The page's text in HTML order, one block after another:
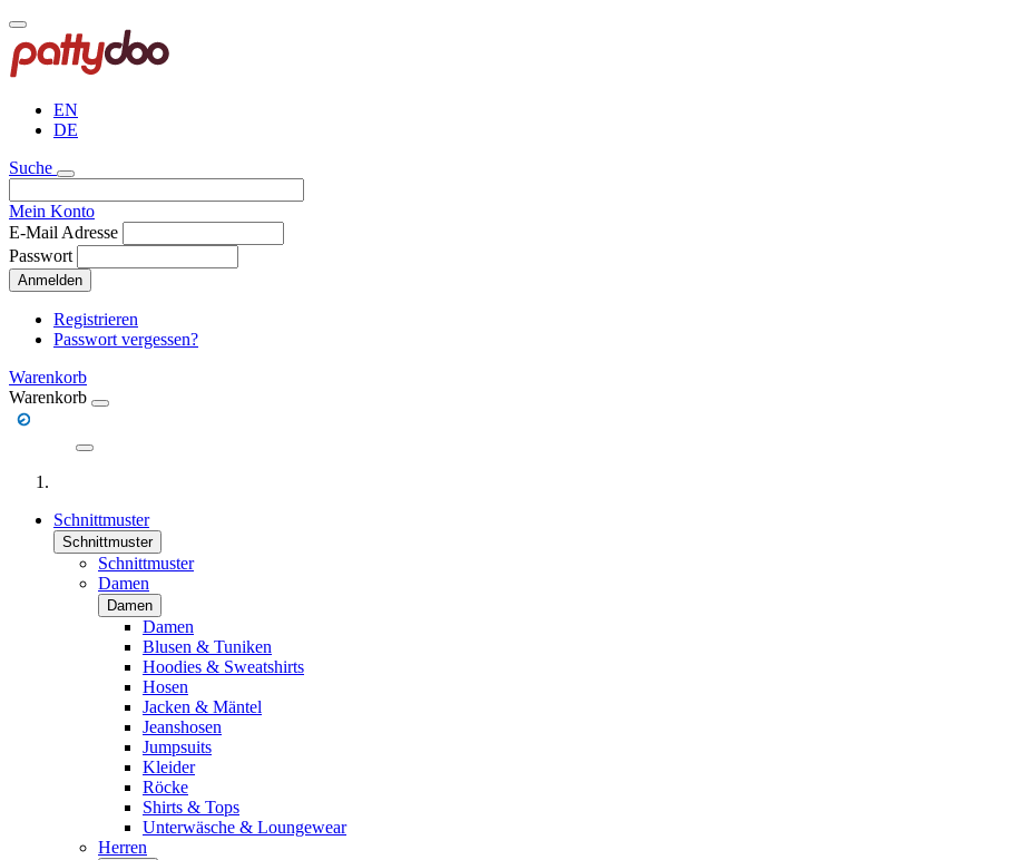
Direkt
zum
Inhalt
EN
DE
Suche
Mein Konto
E-Mail Adresse
Passwort
Anmelden
Registrieren
Passwort vergessen?
Warenkorb
Warenkorb
Schnittmuster
Schnittmuster
Schnittmuster
Damen
Damen
Damen
Blusen & Tuniken
Hoodies & Sweatshirts
Hosen
Jacken & Mäntel
Jeanshosen
Jumpsuits
Kleider
Röcke
Shirts & Tops
Unterwäsche & Loungewear
Herren